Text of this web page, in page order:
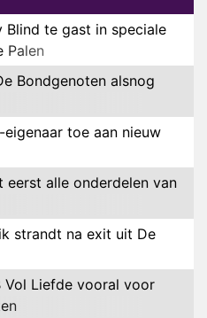
Blind te gast in speciale
Palen
Bondgenoten alsnog
eigenaar toe aan nieuw
eerst alle onderdelen van
strandt na exit uit De
Vol Liefde vooral voor